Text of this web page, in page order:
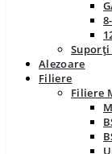
Alezoare
Filiere
Filiere